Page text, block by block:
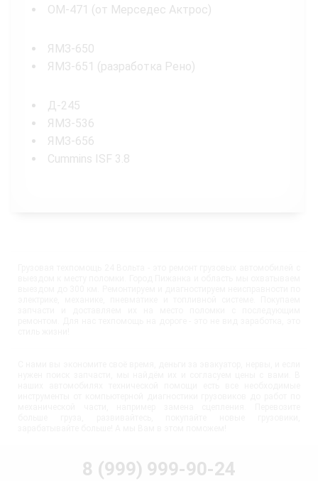
OM-471 (от Мерседес Актрос)
ЯМЗ-650
ЯМЗ-651 (разработка Рено)
Д-245
ЯМЗ-536
ЯМЗ-656
Cummins ISF 3.8
8 (999) 999-90-24